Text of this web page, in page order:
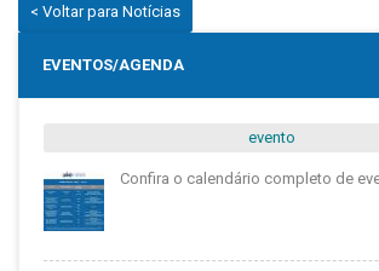
< Voltar para Notícias
EVENTOS/AGENDA
evento
Confira o calendário completo de